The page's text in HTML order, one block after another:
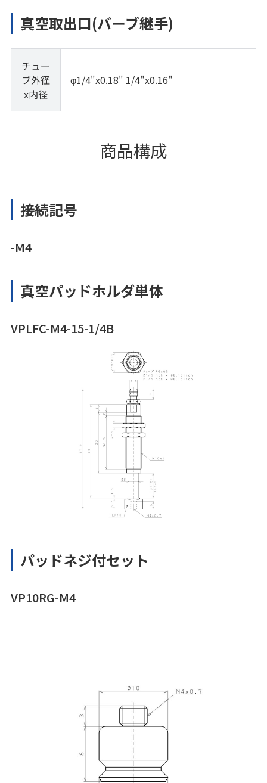
真空取出口(バーブ継手)
チュー
ブ外径
x内径
φ1/4"x0.18" 1/4"x0.16"
商品構成
接続記号
-M4
真空パッドホルダ単体
VPLFC-M4-15-1/4B
パッドネジ付セット
VP10RG-M4